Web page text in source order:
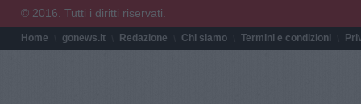
© 2016. Tutti i diritti riservati.
Home gonews.it Redazione Chi siamo Termini e condizioni